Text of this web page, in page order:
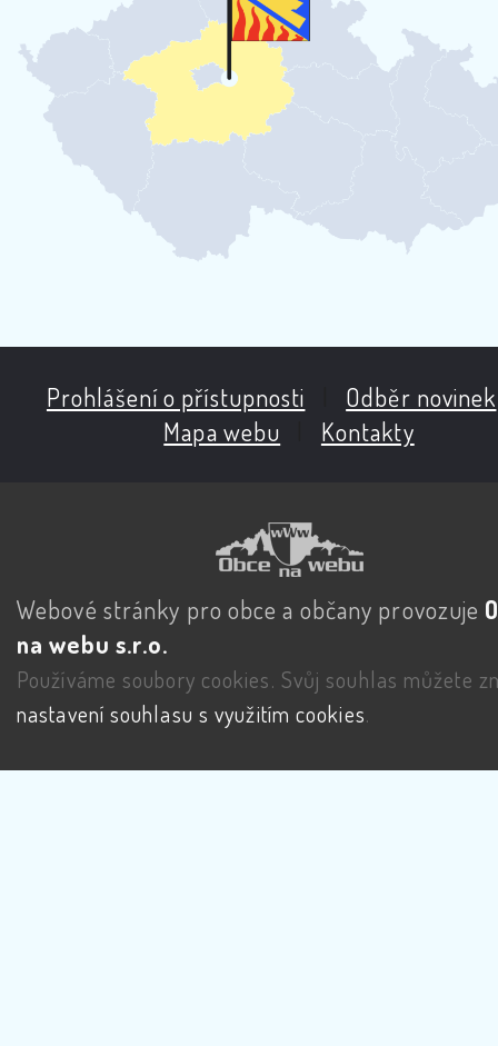
Prohlášení o přístupnosti Odběr novinek
Mapa webu
Kontakty
Webové stránky pro obce a občany provozuje
na webu s.r.o.
Používáme soubory cookies. Svůj souhlas můžete
nastavení souhlasu s využitím cookies.